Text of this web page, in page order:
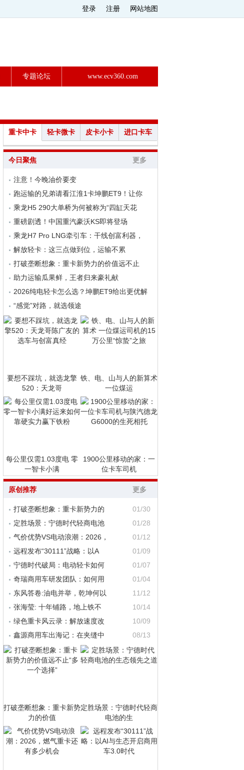
登录 注册 网站地图
专题论坛 www.ecv360.com
重卡中卡 轻卡微卡 皮卡小卡 进口卡车
今日聚焦 更多
注意！今晚油价要变
跑运输的兄弟请看江淮1卡坤鹏ET9！让你
乘龙H5 290大单桥为何被称为“四缸天花
重磅剧透！中国重汽豪沃KS即将登场
乘龙H7 Pro LNG牵引车：干线创富利器，
解放轻卡：这三点做到位，运输不累
打破垄断想象：重卡新势力的价值远不止
助力运输瓜果鲜，王者归来豪礼献
2026纯电轻卡怎么选？坤鹏ET9给出更优解
“感觉”对路，就选领途
要想不踩坑，就选龙擎
520：天龙哥
铁、电、山与人的新算术
一位煤运
每公里仅需1.03度电 零
一智卡小满
1900公里移动的家：一
位卡车司机
原创推荐 更多
打破垄断想象：重卡新势力的
01/30
定胜场景：宁德时代轻商电池
01/28
气价优势VS电动浪潮：2026，
01/12
远程发布“30111”战略：以A
01/09
宁德时代破局：电动轻卡如何
01/07
奇瑞商用车研发团队：如何用
01/04
东风答卷:油电并举，乾坤何以
11/12
张海莹: 十年铺路，地上铁不
10/14
绿色重卡风云录：解放速度改
10/09
鑫源商用车出海记：在夹缝中
08/13
打破垄断想象：重卡新势
力的价值
定胜场景：宁德时代轻商
电池的生